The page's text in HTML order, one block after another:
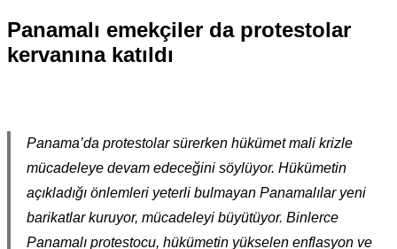
Panamalı emekçiler da protestolar
kervanına katıldı
Panama’da protestolar sürerken hükümet mali krizle
mücadeleye devam edeceğini söylüyor. Hükümetin
açıkladığı önlemleri yeterli bulmayan Panamalılar yeni
barikatlar kuruyor, mücadeleyi büyütüyor. Binlerce
Panamalı protestocu, hükümetin yükselen enflasyon ve